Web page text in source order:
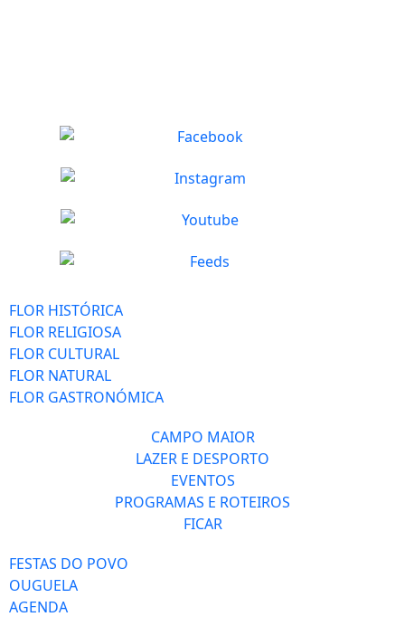
FLOR HISTÓRICA
FLOR RELIGIOSA
FLOR CULTURAL
FLOR NATURAL
FLOR GASTRONÓMICA
CAMPO MAIOR
LAZER E DESPORTO
EVENTOS
PROGRAMAS E ROTEIROS
FICAR
FESTAS DO POVO
OUGUELA
AGENDA